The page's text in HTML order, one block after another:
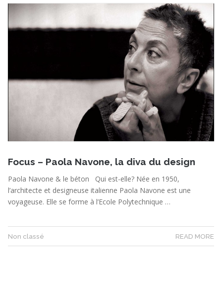
Focus – Paola Navone, la diva du design
Paola Navone & le béton Qui est-elle? Née en 1950,
l’architecte et designeuse italienne Paola Navone est une
voyageuse. Elle se forme à l’Ecole Polytechnique …
Non classé READ MORE